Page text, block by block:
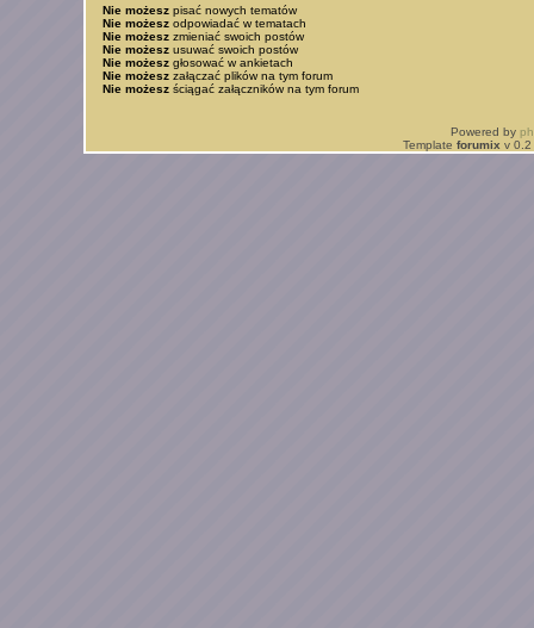
Nie możeszpisać nowych tematów
Nie możeszodpowiadać w tematach
Nie możeszzmieniać swoich postów
Nie możeszusuwać swoich postów
Nie możeszgłosować w ankietach
Nie możeszzałączać plików na tym forum
Nie możeszściągać załączników na tym forum
Powered by
Template forumix v 0.2